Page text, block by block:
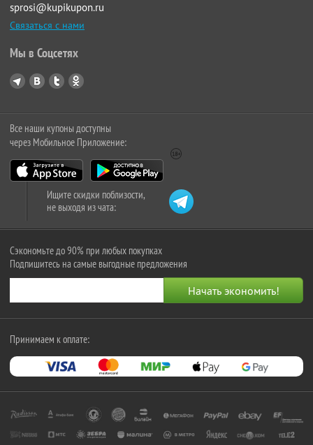
sprosi@kupikupon.ru
Связаться с нами
Мы в Соцсетях
Все наши купоны доступны
через Мобильное Приложение:
Ищите скидки поблизости,
не выходя из чата:
Сэкономьте до 90% при любых покупках
Подпишитесь на самые выгодные предложения
Принимаем к оплате: